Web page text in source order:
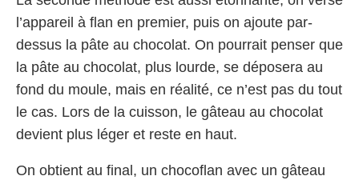
l’appareil à flan en premier, puis on ajoute par-
dessus la pâte au chocolat. On pourrait penser que
la pâte au chocolat, plus lourde, se déposera au
fond du moule, mais en réalité, ce n’est pas du tout
le cas. Lors de la cuisson, le gâteau au chocolat
devient plus léger et reste en haut.
On obtient au final, un chocoflan avec un gâteau